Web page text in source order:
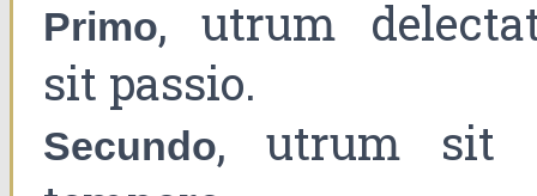
Primo, utrum
sit passio.
Secundo, utrum sit